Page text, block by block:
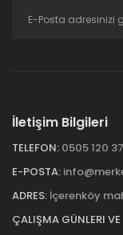
İletişim Bilgileri
TELEFON: 0505 120
E-POSTA:
ADRES: İçerenköy
ÇALIŞMA GÜNLERI VE